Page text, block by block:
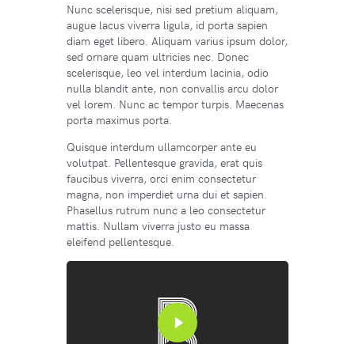
Nunc scelerisque, nisi sed pretium aliquam,
augue lacus viverra ligula, id porta sapien
diam eget libero. Aliquam varius ipsum dolor,
sed ornare quam ultricies nec. Donec
scelerisque, leo vel interdum lacinia, odio
nulla blandit ante, non convallis arcu dolor
vel lorem. Nunc ac tempor turpis. Maecenas
porta maximus porta.
Quisque interdum ullamcorper ante eu
volutpat. Pellentesque gravida, erat quis
faucibus viverra, orci enim consectetur
magna, non imperdiet urna dui et sapien.
Phasellus rutrum nunc a leo consectetur
mattis. Nullam viverra justo eu massa
eleifend pellentesque.